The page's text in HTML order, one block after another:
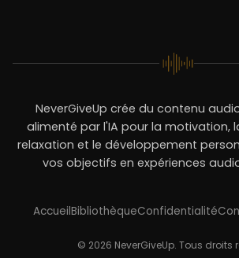
NeverGiveUp crée du contenu
alimenté par l'IA pour la motivation,
relaxation et le développement
vos objectifs en expériences
AccueilBibliothèqueConfidentialité
© 2026 NeverGiveUp. Tous droits